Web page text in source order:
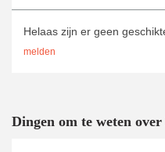
Helaas zijn er geen
melden
Dingen om te weten